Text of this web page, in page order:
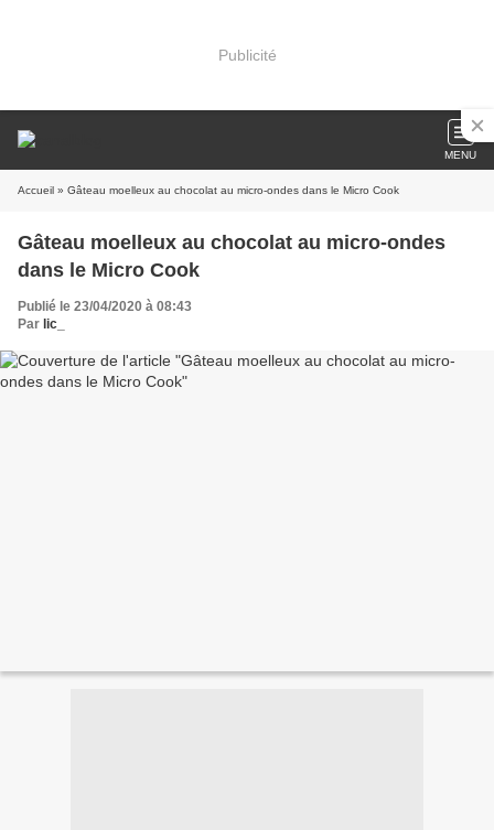
Publicité
MENU
Accueil » Gâteau moelleux au chocolat au micro-ondes dans le Micro Cook
Gâteau moelleux au chocolat au micro-ondes
dans le Micro Cook
Publié le 23/04/2020 à 08:43
Par lic_